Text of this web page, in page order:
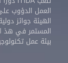
العمل الدؤوب
الهيئة جوائز
بيئة عمل